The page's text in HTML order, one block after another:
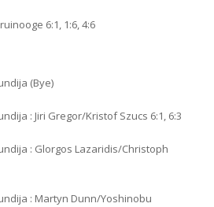
6:1, 1:6, 4:6
(Bye)
: Jiri Gregor/Kristof Szucs 6:1, 6:3
: Glorgos Lazaridis/Christoph
: Martyn Dunn/Yoshinobu